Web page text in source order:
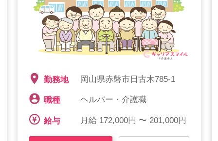
勤務地 岡山県赤磐市日古木785-1
職種 ヘルパー・介護職
給与 月給 172,000円 〜 201,000円